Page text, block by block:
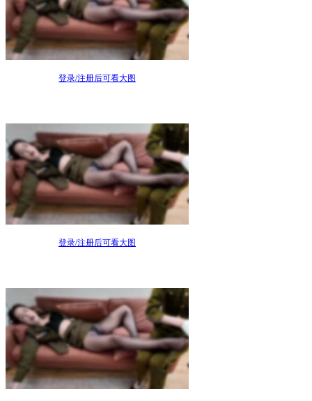
登录/注册后可看大图
登录/注册后可看大图